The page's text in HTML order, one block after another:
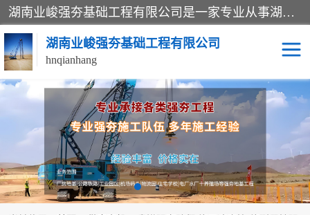
湖南业峻强夯基础工程有限公司是一家专业从事湖南强夯基础工程、强夯机租赁，地基处理的施工单位。业务覆盖：湖南、广东，江西等地。可承接1000KN.m-25000KN.m强夯（置换）工程。公司创始人是国内较早期从事强夯施工的建设者，经过多年的一步一个脚印的发展，在行业内具有较高的度和良好的口碑。
湖南业峻强夯基础工程有限公司
hnqianhang
强夯施工案例 强夯机租赁
强夯施工工程 强夯施工队伍
强夯队伍